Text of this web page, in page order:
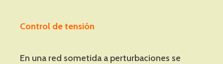
Control de tensión
En una red sometida a perturbaciones se